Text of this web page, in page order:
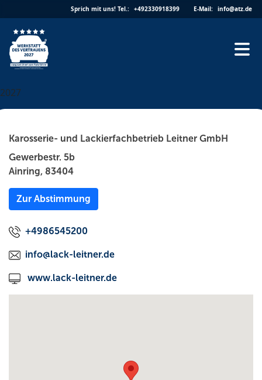
to
content
Sprich mit uns! Tel.: +492330918399 E-Mail: info@atz.de
2027
Karosserie- und Lackierfachbetrieb Leitner GmbH
Gewerbestr. 5b
Ainring, 83404
Zur Abstimmung
+4986545200
info@lack-leitner.de
www.lack-leitner.de